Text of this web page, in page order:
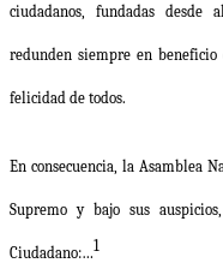
ciudadanos, fundadas desde
redunden siempre en
felicidad de todos.
En consecuencia, la Asamblea
Supremo y bajo sus
Ciudadano:…1